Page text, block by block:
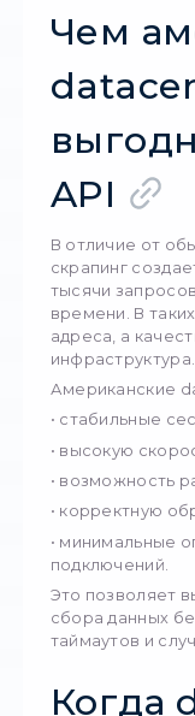
Datacenter-
для API-
•
высокая
•
«просадок»
мобильных
•
•
Именно
для:
•
• парсинга
•
•